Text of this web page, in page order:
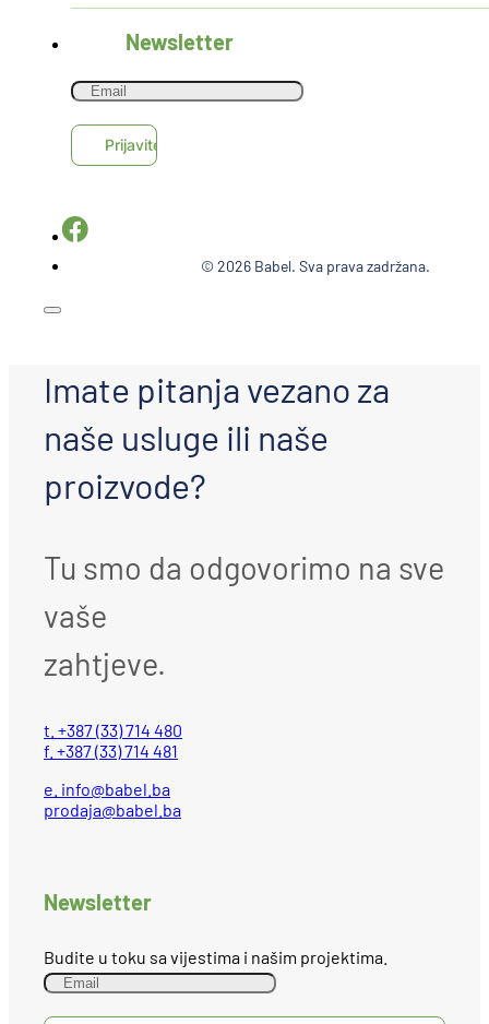
Newsletter
© 2026 Babel. Sva prava zadržana.
Imate pitanja vezano za
naše usluge ili naše
proizvode?
Tu smo da odgovorimo na sve
vaše
zahtjeve.
t. +387 (33) 714 480
f. +387 (33) 714 481
e. info@babel.ba
prodaja@babel.ba
Newsletter
Budite u toku sa vijestima i našim projektima.